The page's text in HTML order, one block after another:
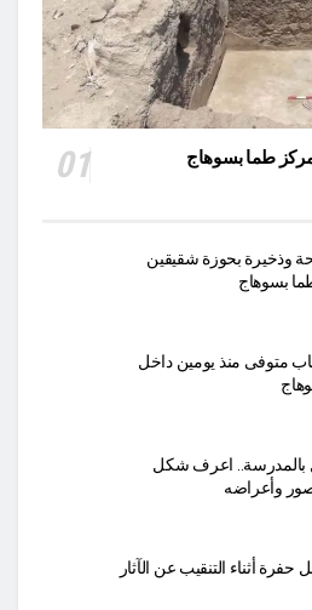
طما بسوهاج
وذخيرة بحوزة شقيقين
بسوهاج
متوفى منذ يومين داخل
6 أطفال بالمدرسة.. اعرف شكل
وأعراضه
أثناء التنقيب عن الآثار